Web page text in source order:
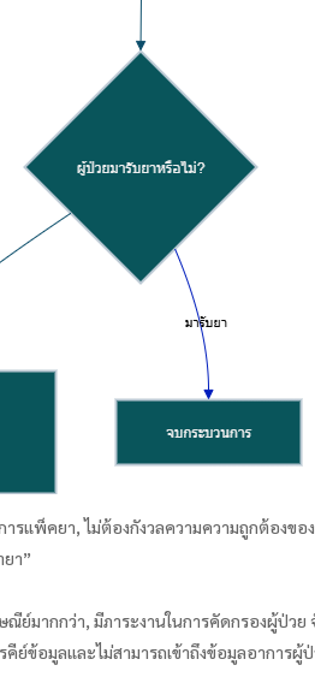
ารแพ็คยา, ไม่ต้องกังวลความความถูกต้องข
า”
ย์มากกว่า, มีภาระงานในการคัดกรองผู้ป่ว
ย์ข้อมูลและไม่สามารถเข้าถึงข้อมูลอาการผู้